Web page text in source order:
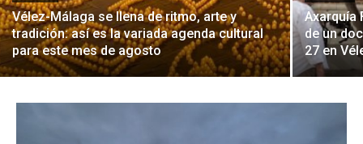
Vélez-Málaga se llena de ritmo, arte y
tradición: así es la variada agenda cultural
para este mes de agosto
Axarquía
de un
27 en